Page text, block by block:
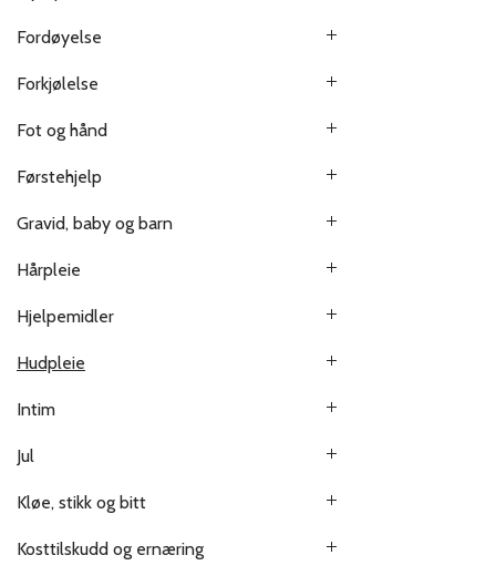
Fordøyelse
Forkjølelse
Fot og hånd
Førstehjelp
Gravid, baby og barn
Hårpleie
Hjelpemidler
Hudpleie
Intim
Jul
Kløe, stikk og bitt
Kosttilskudd og ernæring